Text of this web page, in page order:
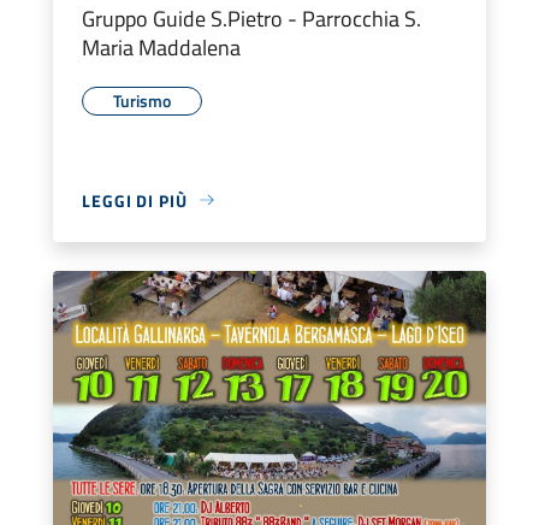
Gruppo Guide S.Pietro - Parrocchia S.
Maria Maddalena
Turismo
LEGGI DI PIÙ